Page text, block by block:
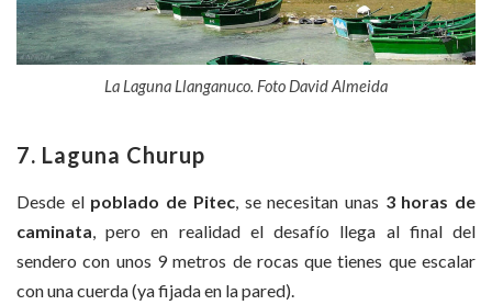
La Laguna Llanganuco. Foto David Almeida
7. Laguna Churup
Desde el poblado de Pitec, se necesitan unas 3 horas de
caminata, pero en realidad el desafío llega al final del
sendero con unos 9 metros de rocas que tienes que escalar
con una cuerda (ya fijada en la pared).